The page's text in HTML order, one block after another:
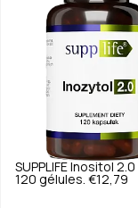
SUPPLIFE Inositol 2.0
120 gélules. €12,79